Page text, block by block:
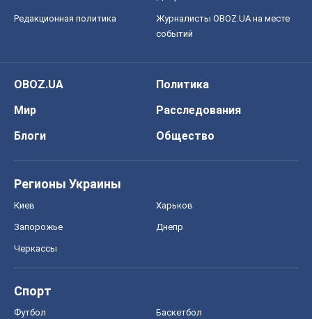
Редакционная политика
Журналисты OBOZ.UA на месте
событий
OBOZ.UA
Политика
Мир
Расследования
Блоги
Общество
Регионы Украины
Киев Харьков
Запорожье Днепр
Черкассы
Спорт
Футбол Баскетбол